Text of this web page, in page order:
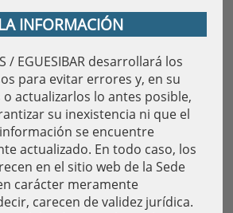
INFORMACIÓN
/ EGUESIBAR desarrollará los
para evitar errores y, en su
actualizarlos lo antes posible,
su inexistencia ni que el
se encuentre
actualizado. En todo caso, los
en el sitio web de la Sede
carácter meramente
carecen de validez jurídica.